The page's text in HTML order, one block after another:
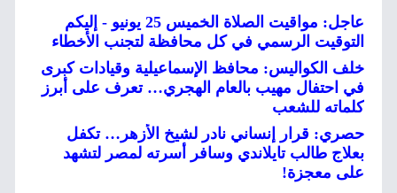
عاجل: مواقيت الصلاة الخميس 25 يونيو - إليكم
التوقيت الرسمي في كل محافظة لتجنب الأخطاء
خلف الكواليس: محافظ الإسماعيلية وقيادات كبرى
في احتفال مهيب بالعام الهجري… تعرف على أبرز
كلماته للشعب
حصري: قرار إنساني نادر لشيخ الأزهر… تكفل
بعلاج طالب تايلاندي وسافر أسرته لمصر لتشهد
على معجزة!